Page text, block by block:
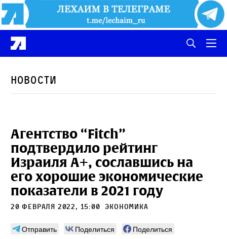
Новости
Агентство “Fitch”
подтвердило рейтинг
Израиля A+, сославшись на
его хорошие экономические
показатели в 2021 году
20 февраля 2022, 15:00 экономика
Отправить Поделиться
Поделиться